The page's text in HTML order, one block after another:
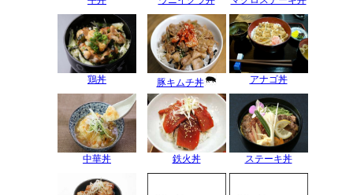
鶏丼 豚キムチ丼 アナゴ丼
中華丼 鉄火丼 ステーキ丼